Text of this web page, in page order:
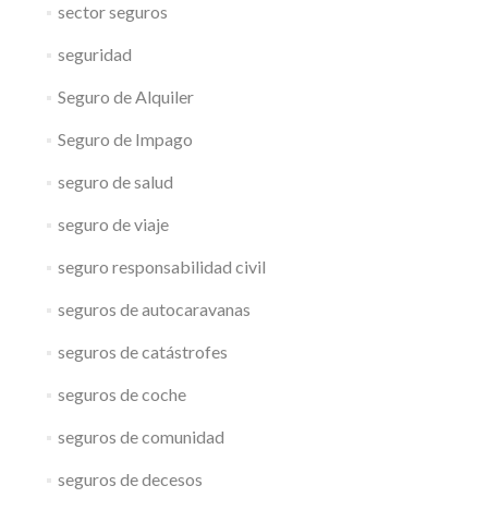
sector seguros
seguridad
Seguro de Alquiler
Seguro de Impago
seguro de salud
seguro de viaje
seguro responsabilidad civil
seguros de autocaravanas
seguros de catástrofes
seguros de coche
seguros de comunidad
seguros de decesos